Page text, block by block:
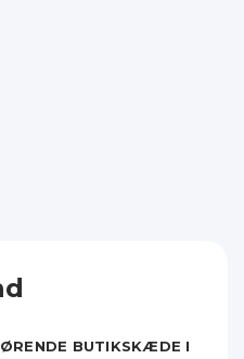
BUTIKSKÆDE I